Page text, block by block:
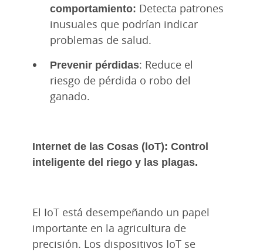
comportamiento: Detecta patrones
inusuales que podrían indicar
problemas de salud.
Prevenir pérdidas: Reduce el
riesgo de pérdida o robo del
ganado.
Internet de las Cosas (loT): Control
inteligente del riego y las plagas.
El IoT está desempeñando un papel
importante en la agricultura de
precisión. Los dispositivos IoT se